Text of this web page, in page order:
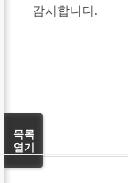
감사합니다.
목록
열기